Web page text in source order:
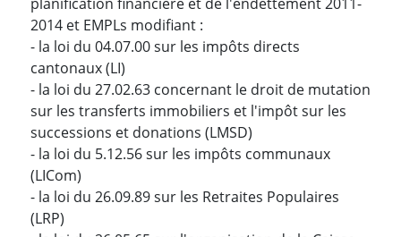
2014 et EMPLs modifiant :
- la loi du 04.07.00 sur les impôts directs
cantonaux (LI)
- la loi du 27.02.63 concernant le droit de mutation
sur les transferts immobiliers et l'impôt sur les
successions et donations (LMSD)
- la loi du 5.12.56 sur les impôts communaux
(LICom)
- la loi du 26.09.89 sur les Retraites Populaires
(LRP)